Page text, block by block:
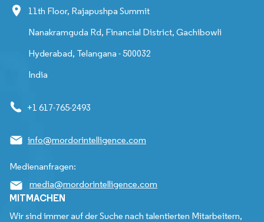
11th Floor, Rajapushpa Summit
Nanakramguda Rd, Financial District, Gachibowli
Hyderabad, Telangana - 500032
India
+1 617-765-2493
info@mordorintelligence.com
Medienanfragen:
media@mordorintelligence.com
MITMACHEN
Wir sind immer auf der Suche nach talentierten Mitarbeitern,